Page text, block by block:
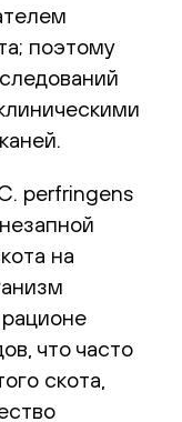
поэтому
perfringens
на
что часто
скота,